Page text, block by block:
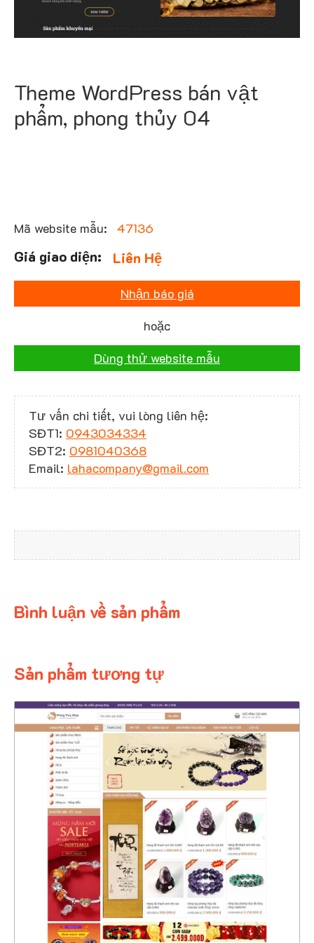
Theme WordPress bán vật
phẩm, phong thủy 04
Mã website mẫu: 47136
Liên Hệ
Nhận báo giá
hoặc
Dùng thử website mẫu
Tư vấn chi tiết, vui lòng liên hệ:
SĐT1: 0943034334
SĐT2: 0981040368
Email: lahacompany@gmail.com
Bình luận về sản phẩm
Sản phẩm tương tự
4372
CHI TIẾT